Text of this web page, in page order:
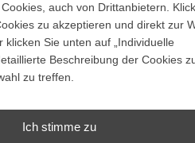
auch von Drittanbietern.
zu akzeptieren und direkt zur
Sie unten auf „Individuelle
Beschreibung der Cookies
zu treffen.
Ich stimme zu